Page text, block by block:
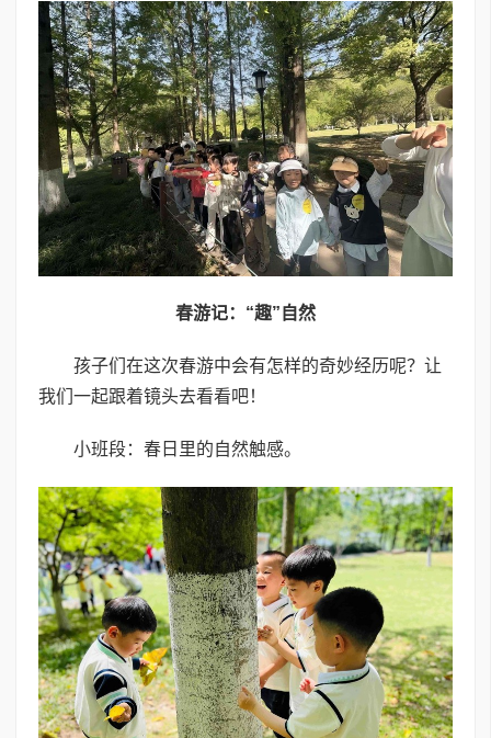
春游记：“趣”自然
孩子们在这次春游中会有怎样的奇妙经历呢？让
我们一起跟着镜头去看看吧！
小班段：春日里的自然触感。